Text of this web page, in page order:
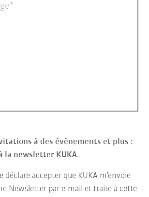
à des évènements et plus :
la newsletter KUKA.
déclare accepter que KUKA m’envoie
Newsletter par e-mail et traite à cette